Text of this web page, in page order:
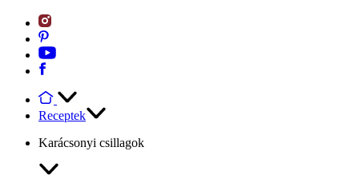
Receptek
Karácsonyi csillagok